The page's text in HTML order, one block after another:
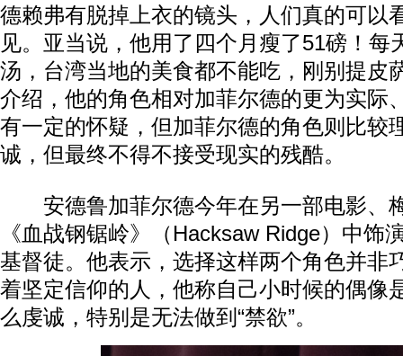
德赖弗有脱掉上衣的镜头，人们真的可以
见。亚当说，他用了四个月瘦了51磅！每
汤，台湾当地的美食都不能吃，刚别提皮
介绍，他的角色相对加菲尔德的更为实际
有一定的怀疑，但加菲尔德的角色则比较
诚，但最终不得不接受现实的残酷。
安德鲁加菲尔德今年在另一部电影、
《血战钢锯岭》（Hacksaw Ridge）中饰
基督徒。他表示，选择这样两个角色并非
着坚定信仰的人，他称自己小时候的偶像
么虔诚，特别是无法做到“禁欲”。